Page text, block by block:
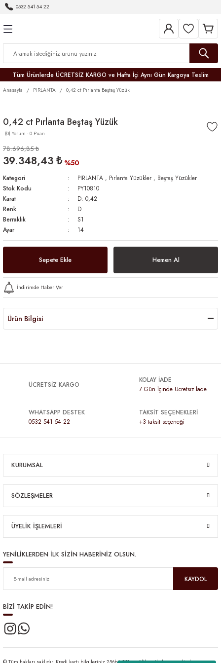
0532 541 54 22
Tüm Ürünlerde ÜCRETSİZ KARGO ve Hafta İçi Aynı Gün Kargoya Teslim
Anasayfa PIRLANTA 0,42 ct Pırlanta Beştaş Yüzük
0,42 ct Pırlanta Beştaş Yüzük
(0) Yorum - 0 Puan
78.696,85 ₺
39.348,43 ₺ %50
Kategori PIRLANTA , Pırlanta Yüzükler , Beştaş Yüzükler
Stok Kodu
PY10810
Karat
D: 0,42
Renk
D
Berraklık
S1
Ayar
14
Sepete Ekle Hemen Al
İndirimde Haber Ver
Ürün Bilgisi
ÜCRETSİZ KARGO
KOLAY İADE
7 Gün İçinde Ücretsiz İade
WHATSAPP DESTEK
0532 541 54 22
TAKSİT SEÇENEKLERİ
+3 taksit seçeneği
KURUMSAL
SÖZLEŞMELER
ÜYELİK İŞLEMLERİ
YENİLİKLERDEN İLK SİZİN HABERİNİZ OLSUN.
KAYDOL
BİZİ TAKİP EDİN!